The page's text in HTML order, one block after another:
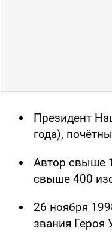
Президент
года),
Автор свыше
свыше 400
26 ноября
звания Героя